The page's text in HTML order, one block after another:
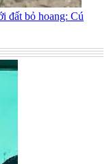
đất bỏ hoang: Cú